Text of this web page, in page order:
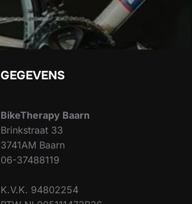
GEGEVENS
BikeTherapy Baarn
Brinkstraat 33
3741AM Baarn
06-37488119
K.V.K. 94802254